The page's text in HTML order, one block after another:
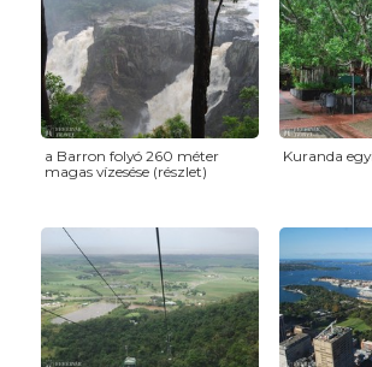
a Barron folyó 260 méter
magas vízesése (részlet)
Kuranda